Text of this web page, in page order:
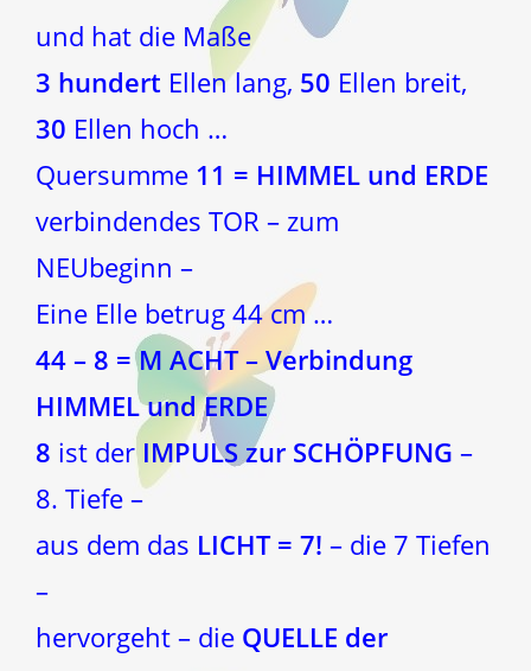
und hat die Maße
3 hundert Ellen lang, 50 Ellen breit,
30 Ellen hoch …
Quersumme 11 = HIMMEL und ERDE
verbindendes TOR – zum
NEUbeginn –
Eine Elle betrug 44 cm …
44 – 8 = M ACHT – Verbindung
HIMMEL und ERDE
8 ist der IMPULS zur SCHÖPFUNG –
8. Tiefe –
aus dem das LICHT = 7! – die 7 Tiefen
–
hervorgeht – die QUELLE der